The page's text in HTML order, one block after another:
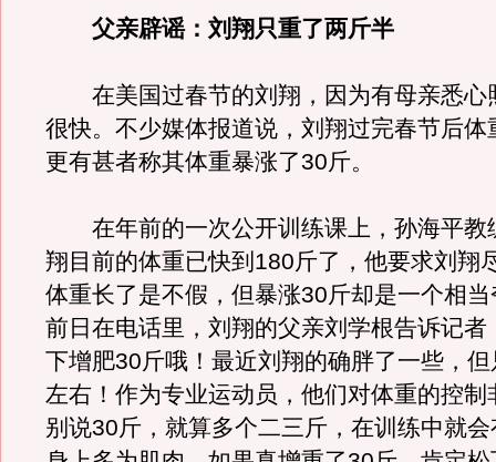
父亲辟谣：刘翔只重了两斤半
在美国过春节的刘翔，因为有母亲悉心
很快。不少媒体报道说，刘翔过完春节后体
更有甚者称其体重暴涨了30斤。
在年前的一次公开训练课上，孙海平教
翔目前的体重已快到180斤了，他要求刘翔
体重长了是不假，但暴涨30斤却是一个相
前日在电话里，刘翔的父亲刘学根告诉记者
下增肥30斤哦！最近刘翔的确胖了一些，
左右！作为专业运动员，他们对体重的控制
别说30斤，就算多个二三斤，在训练中就